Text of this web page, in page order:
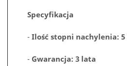
Specyfikacja
- Ilość stopni nachylenia:
- Gwarancja: 3 lata